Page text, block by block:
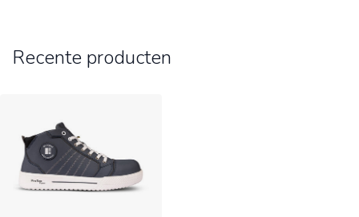
Recente producten